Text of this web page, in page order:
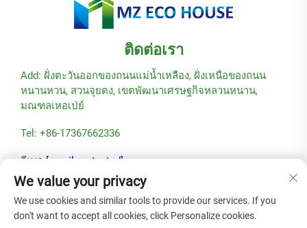
ติดต่อเรา
Add: ฝั่งตะวันออกของถนนแม่น้ำเหลือง, ฝั่งเหนือของถนน
หนานหวน, สวนจุยตง, เขตพัฒนาเศรษฐกิจหลวนหนาน,
มณฑลเหอเป่ย์
Tel: +86-17367662336
อีเมล:[email protected]
ลิขสิทธิ์ © 2025 โดยบริษัท Hebei Modular Green Building
We value your privacy
We use cookies and similar tools to provide our services. If you
don't want to accept all cookies, click Personalize cookies.